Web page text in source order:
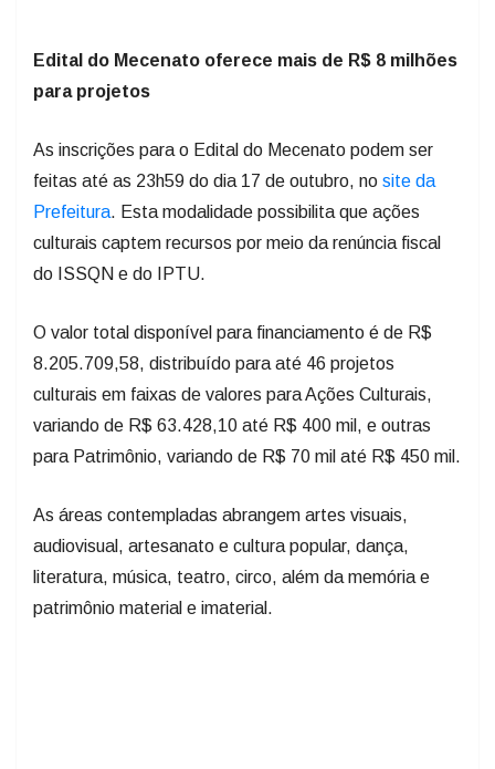
Edital do Mecenato oferece mais de R$ 8 milhões
para projetos
As inscrições para o Edital do Mecenato podem ser
feitas até as 23h59 do dia 17 de outubro, no site da
Prefeitura. Esta modalidade possibilita que ações
culturais captem recursos por meio da renúncia fiscal
do ISSQN e do IPTU.
O valor total disponível para financiamento é de R$
8.205.709,58, distribuído para até 46 projetos
culturais em faixas de valores para Ações Culturais,
variando de R$ 63.428,10 até R$ 400 mil, e outras
para Patrimônio, variando de R$ 70 mil até R$ 450 mil.
As áreas contempladas abrangem artes visuais,
audiovisual, artesanato e cultura popular, dança,
literatura, música, teatro, circo, além da memória e
patrimônio material e imaterial.